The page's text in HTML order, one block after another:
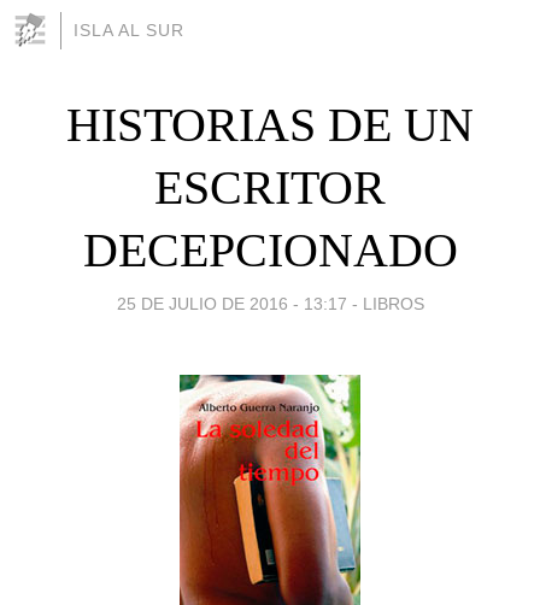
ISLA AL SUR
HISTORIAS DE UN
ESCRITOR
DECEPCIONADO
25 DE JULIO DE 2016 - 13:17 - LIBROS